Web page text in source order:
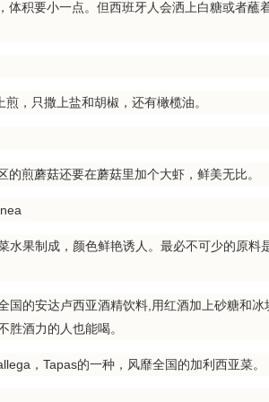
要小一点。但西班牙人会洒上白糖或者蘸
只撒上盐和胡椒，还有橄榄油。
蘑菇还要在蘑菇里加个大虾，鲜美无比。
制成，颜色鲜艳诱人。最必不可少的原料
安达卢西亚酒精饮料,用红酒加上砂糖和冰
胜酒力的人也能喝。
，Tapas的一种，风靡全国的加利西亚菜。